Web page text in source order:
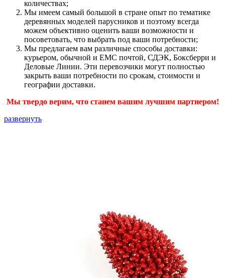
количествах;
Мы имеем самый большой в стране опыт по тематике
деревянных моделей парусников и поэтому всегда
можем объективно оценить ваши возможности и
посоветовать, что выбрать под ваши потребности;
Мы предлагаем вам различные способы доставки:
курьером, обычной и ЕМС почтой, СДЭК, Боксберри и
Деловые Линии. Эти перевозчики могут полностью
закрыть ваши потребности по срокам, стоимости и
географии доставки.
Мы твердо верим, что станем вашим лучшим партнером!
развернуть